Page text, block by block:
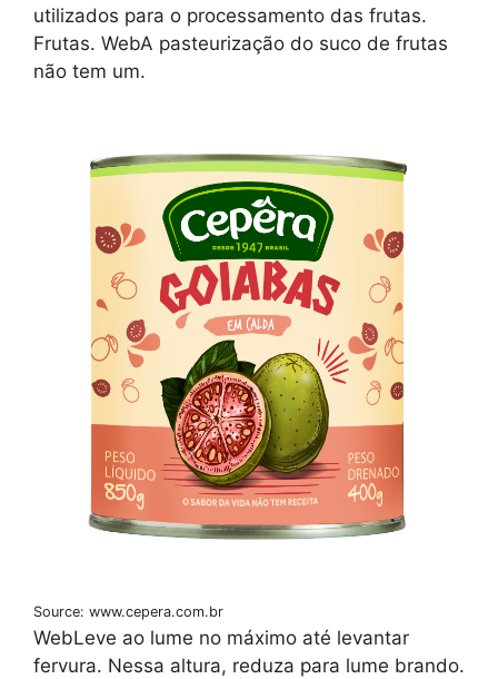
utilizados para o processamento das frutas.
Frutas. WebA pasteurização do suco de frutas
não tem um.
Source: www.cepera.com.br
WebLeve ao lume no máximo até levantar
fervura. Nessa altura, reduza para lume brando.